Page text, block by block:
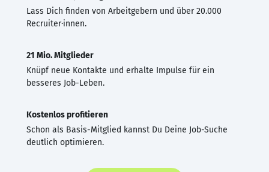
Lass Dich finden von Arbeitgebern und über 20.000
Recruiter·innen.
21 Mio. Mitglieder
Knüpf neue Kontakte und erhalte Impulse für ein
besseres Job-Leben.
Kostenlos profitieren
Schon als Basis-Mitglied kannst Du Deine Job-Suche
deutlich optimieren.